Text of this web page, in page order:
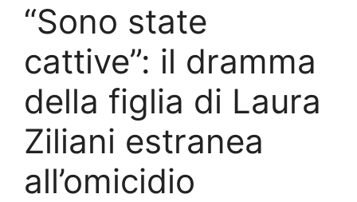
“Sono state
cattive”: il dramma
della figlia di Laura
Ziliani estranea
all’omicidio